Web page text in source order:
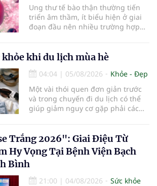
Ung thư tế bào thận thường tiến
triển âm thầm, ít biểu hiện ở giai
đoạn đầu nên nhiều trường hợp
Trường hợp một bệnh nhân 79 tuổi
có khối u tăng gấp đôi kích thước
chỉ sau 4 tháng theo dõi là lời cảnh
báo về sự cần thiết của việc khám
sức khỏe định kỳ, đặc biệt ở người
cao tuổi.
khỏe khi du lịch mùa hè
04:04 | 05/08/2026
Khỏe - Đẹp
Một vài thói quen đơn giản trước
và trong chuyến đi du lịch có thể
giúp giảm nguy cơ gặp phải các
Trắng 2026": Giai Điệu Từ
Hy Vọng Tại Bệnh Viện Bạch
Bình
21:00 | 04/08/2026
Sức khỏe